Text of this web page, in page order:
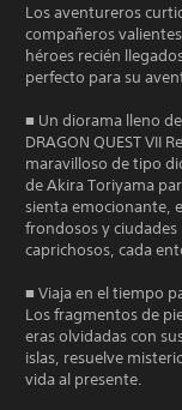
Los aventureros
compañeros
héroes recién
perfecto para su
■ Un diorama lleno
DRAGON QUEST VII
maravilloso de tipo
de Akira Toriyama
sienta emocionante,
frondosos y
caprichosos, cada
■ Viaja en el tiempo
Los fragmentos de
eras olvidadas con
islas, resuelve
vida al presente.